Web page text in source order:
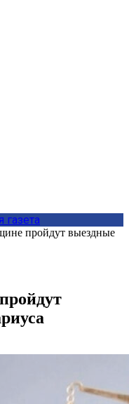
газета
пройдут выездные